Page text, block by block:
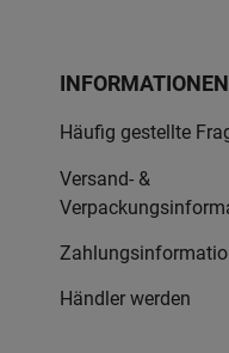
INFORMATIONEN
Häufig gestellte
Versand- &
Händler werden